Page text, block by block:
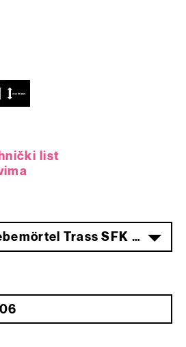
list
Schnellflex Klebemörtel Trass SFK 85 25 kg